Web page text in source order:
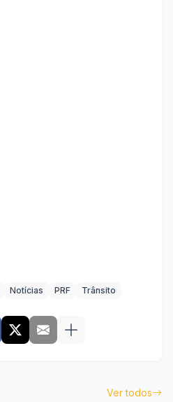
Notícias PRF Trânsito
Ver todos